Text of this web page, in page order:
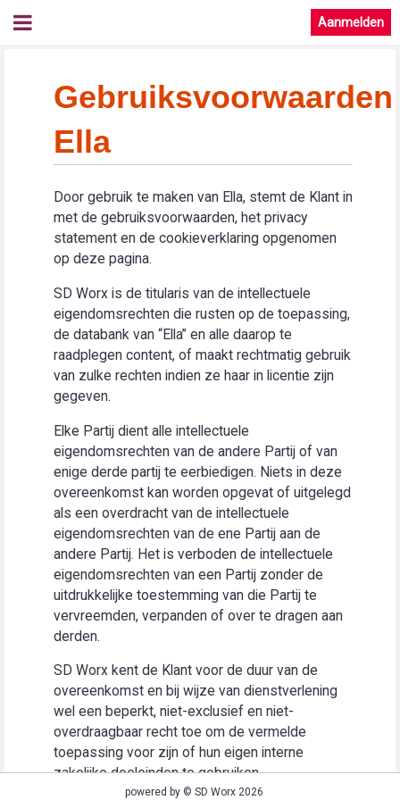
Aanmelden
Gebruiksvoorwaarden
Ella
Door gebruik te maken van Ella, stemt de Klant in
met de gebruiksvoorwaarden, het privacy
statement en de cookieverklaring opgenomen
op deze pagina.
SD Worx is de titularis van de intellectuele
eigendomsrechten die rusten op de toepassing,
de databank van “Ella” en alle daarop te
raadplegen content, of maakt rechtmatig gebruik
van zulke rechten indien ze haar in licentie zijn
gegeven.
Elke Partij dient alle intellectuele
eigendomsrechten van de andere Partij of van
enige derde partij te eerbiedigen. Niets in deze
overeenkomst kan worden opgevat of uitgelegd
als een overdracht van de intellectuele
eigendomsrechten van de ene Partij aan de
andere Partij. Het is verboden de intellectuele
eigendomsrechten van een Partij zonder de
uitdrukkelijke toestemming van die Partij te
vervreemden, verpanden of over te dragen aan
derden.
SD Worx kent de Klant voor de duur van de
overeenkomst en bij wijze van dienstverlening
wel een beperkt, niet-exclusief en niet-
overdraagbaar recht toe om de vermelde
toepassing voor zijn of hun eigen interne
zakelijke doeleinden te gebruiken
(“Gebruiksrecht”).powered by © SD Worx 2026